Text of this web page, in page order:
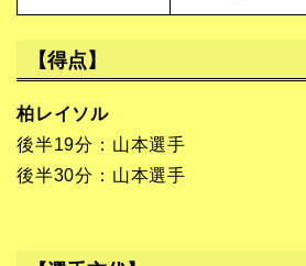
【得点】
柏レイソル
後半19分：山本選手
後半30分：山本選手